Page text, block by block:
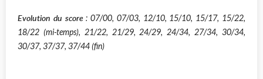
Evolution du score: 07/00, 07/03, 12/10, 15/10, 15/17, 15/22,
18/22 (mi-temps), 21/22, 21/29, 24/29, 24/34, 27/34, 30/34,
30/37, 37/37, 37/44 (fin)